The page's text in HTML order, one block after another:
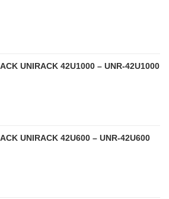
UNIRACK 42U1000 – UNR-42U1000
UNIRACK 42U600 – UNR-42U600